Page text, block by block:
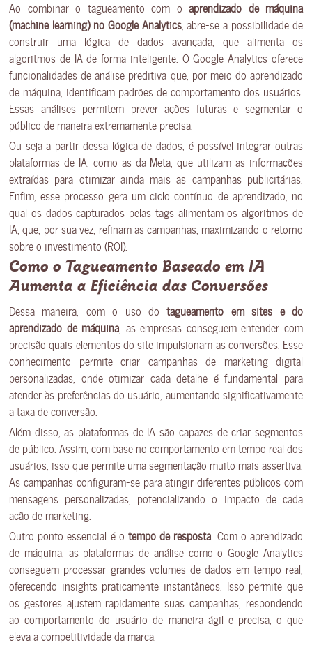
Ao combinar o tagueamento com o aprendizado de máquina
(machine learning) no Google Analytics, abre-se a possibilidade de
construir uma lógica de dados avançada, que alimenta os
algoritmos de IA de forma inteligente. O Google Analytics oferece
funcionalidades de análise preditiva que, por meio do aprendizado
de máquina, identificam padrões de comportamento dos usuários.
Essas análises permitem prever ações futuras e segmentar o
público de maneira extremamente precisa.
Ou seja a partir dessa lógica de dados, é possível integrar outras
plataformas de IA, como as da Meta, que utilizam as informações
extraídas para otimizar ainda mais as campanhas publicitárias.
Enfim, esse processo gera um ciclo contínuo de aprendizado, no
qual os dados capturados pelas tags alimentam os algoritmos de
IA, que, por sua vez, refinam as campanhas, maximizando o retorno
sobre o investimento (ROI).
Como o Tagueamento Baseado em IA
Aumenta a Eficiência das Conversões
Dessa maneira, com o uso dotagueamento em sites e do
aprendizado de máquina , as empresas conseguem entender com
precisão quais elementos do site impulsionam as conversões. Esse
conhecimento permite criar campanhas de marketing digital
personalizadas, onde otimizar cada detalhe é fundamental para
atender às preferências do usuário, aumentando significativamente
a taxa de conversão.
Além disso, as plataformas de IA são capazes de criar segmentos
de público. Assim, com base no comportamento em tempo real dos
usuários, isso que permite uma segmentação muito mais assertiva.
As campanhas configuram-se para atingir diferentes públicos com
mensagens personalizadas, potencializando o impacto de cada
ação de marketing.
Outro ponto essencial é o tempo de resposta . Com o aprendizado
de máquina, as plataformas de análise como o Google Analytics
conseguem processar grandes volumes de dados em tempo real,
oferecendo insights praticamente instantâneos. Isso permite que
os gestores ajustem rapidamente suas campanhas, respondendo
ao comportamento do usuário de maneira ágil e precisa, o que
eleva a competitividade da marca.